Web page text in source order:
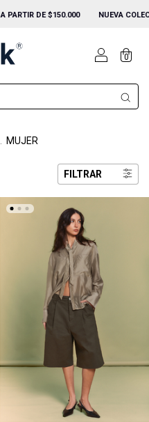
NUEVA COLECCION FW26 HASTA 3
0
. MUJER
FILTRAR